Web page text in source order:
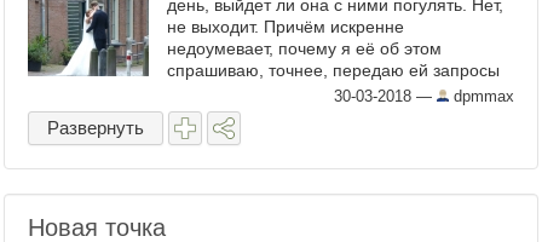
день, выйдет ли она с ними погулять. Нет,
не выходит. Причём искренне
недоумевает, почему я её об этом
спрашиваю, точнее, передаю ей запросы
дворовой мелкотни: ну где тут гулять? Что
на этой Spaziergang ...
30-03-2018 — dpmmax
Развернуть
Новая точка